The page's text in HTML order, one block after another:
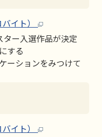
バイト）
ー入選作品が決定
する
ーションをみつけて
バイト）